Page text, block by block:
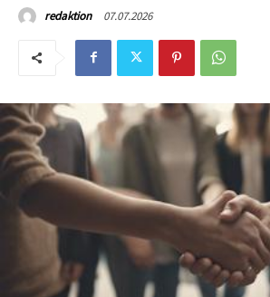
redaktion 07.07.2026